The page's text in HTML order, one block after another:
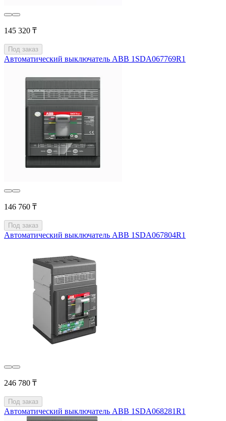
145 320 ₸
Под заказ
Автоматический выключатель ABB 1SDA067769R1
146 760 ₸
Под заказ
Автоматический выключатель ABB 1SDA067804R1
246 780 ₸
Под заказ
Автоматический выключатель ABB 1SDA068281R1